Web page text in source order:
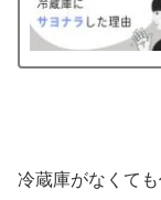
冷蔵庫がなくても